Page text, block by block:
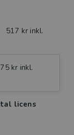
517 kr inkl.
kr inkl.
licens